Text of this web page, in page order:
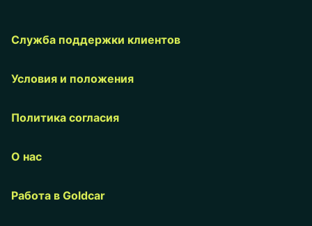
Служба поддержки клиентов
Условия и положения
Политика согласия
О нас
Работа в Goldcar